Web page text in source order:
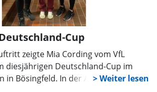
Cup
zeigte Mia Cording vom VfL
diesjährigen Deutschland-Cup im
in Bösingfeld. In der Altersklasse 15